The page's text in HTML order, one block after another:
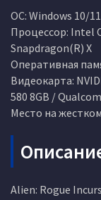
ОС: Windows 10/
Процессор: Intel
Snapdragon(R) X
Оперативная
Видеокарта:
580 8GB /
Место на
Alien: Rogue